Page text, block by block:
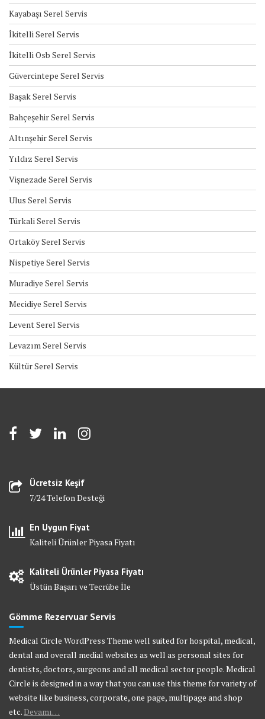
Kayabaşı Serel Servis
İkitelli Serel Servis
İkitelli Osb Serel Servis
Güvercintepe Serel Servis
Başak Serel Servis
Bahçeşehir Serel Servis
Altınşehir Serel Servis
Yıldız Serel Servis
Vişnezade Serel Servis
Ulus Serel Servis
Türkali Serel Servis
Ortaköy Serel Servis
Nispetiye Serel Servis
Muradiye Serel Servis
Mecidiye Serel Servis
Levent Serel Servis
Levazım Serel Servis
Kültür Serel Servis
Ücretsiz Keşif
7/24 Telefon Desteği
En Uygun Fiyat
Kaliteli Ürünler Piyasa Fiyatı
Kaliteli Ürünler Piyasa Fiyatı
Üstün Başarı ve Tecrübe İle
Gömme Rezervuar Servis
Medical Circle WordPress Theme well suited for hospital, medical,
dental and overall medial websites as well as personal sites for
dentists, doctors, surgeons and all medical sector people. Medical
Circle is designed in a way that you can use this theme for variety of
website like business, corporate, one page, multipage and shop
etc. Devamı…